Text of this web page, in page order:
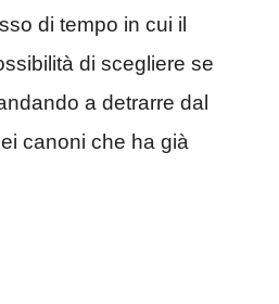
di tempo in cui il
di scegliere se
a detrarre dal
canoni che ha già